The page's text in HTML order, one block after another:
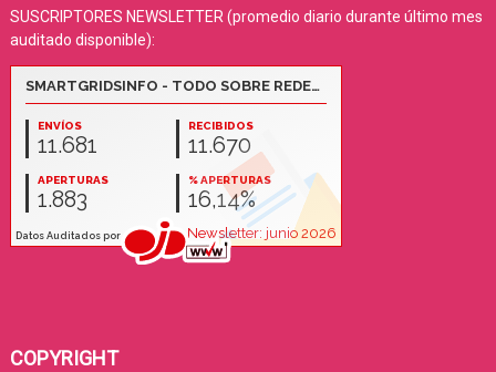
SUSCRIPTORES NEWSLETTER (promedio diario durante último mes
auditado disponible):
COPYRIGHT